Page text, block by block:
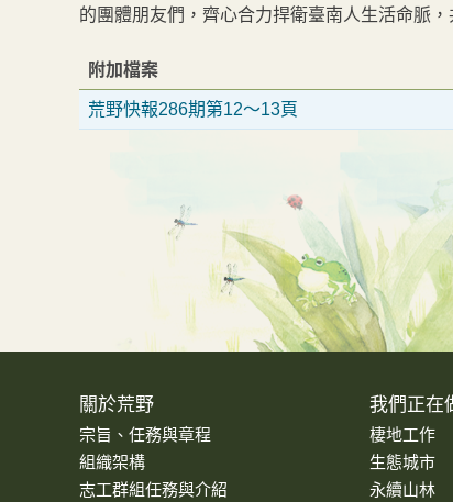
的團體朋友們，齊心合力捍衛臺南人生活命脈，
附加檔案
荒野快報286期第12～13頁
關於荒野
宗旨、任務與章程
組織架構
志工群組任務與介紹
我們正在
棲地工作
生態城市
永續山林